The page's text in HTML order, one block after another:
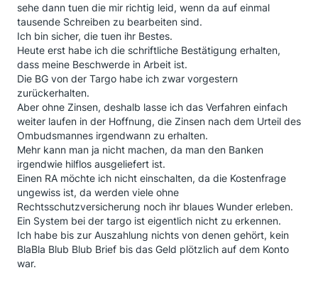
sehe dann tuen die mir richtig leid, wenn da auf einmal
tausende Schreiben zu bearbeiten sind.
Ich bin sicher, die tuen ihr Bestes.
Heute erst habe ich die schriftliche Bestätigung erhalten,
dass meine Beschwerde in Arbeit ist.
Die BG von der Targo habe ich zwar vorgestern
zurückerhalten.
Aber ohne Zinsen, deshalb lasse ich das Verfahren einfach
weiter laufen in der Hoffnung, die Zinsen nach dem Urteil des
Ombudsmannes irgendwann zu erhalten.
Mehr kann man ja nicht machen, da man den Banken
irgendwie hilflos ausgeliefert ist.
Einen RA möchte ich nicht einschalten, da die Kostenfrage
ungewiss ist, da werden viele ohne
Rechtsschutzversicherung noch ihr blaues Wunder erleben.
Ein System bei der targo ist eigentlich nicht zu erkennen.
Ich habe bis zur Auszahlung nichts von denen gehört, kein
BlaBla Blub Blub Brief bis das Geld plötzlich auf dem Konto
war.